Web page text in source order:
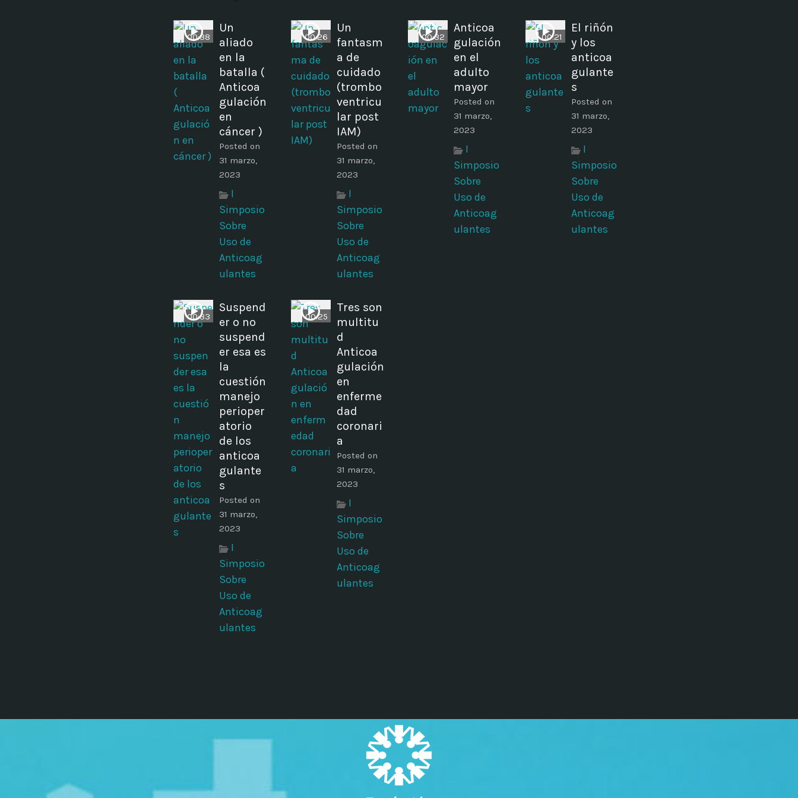
00:38
Un
aliado
en la
batalla (
Anticoa
gulación
en
cáncer )
Posted on
31 marzo,
2023
I
Simposio
Sobre
Uso de
Anticoag
ulantes
00:26
Un
fantasm
a de
cuidado
(trombo
ventricu
lar post
IAM)
Posted on
31 marzo,
2023
I
Simposio
Sobre
Uso de
Anticoag
ulantes
00:32
Anticoa
gulación
en el
adulto
mayor
Posted on
31 marzo,
2023
I
Simposio
Sobre
Uso de
Anticoag
ulantes
00:21
El riñón
y los
anticoa
gulante
s
Posted on
31 marzo,
2023
I
Simposio
Sobre
Uso de
Anticoag
ulantes
00:33
Suspend
er o no
suspend
er esa es
la
cuestión
manejo
perioper
atorio
de los
anticoa
gulante
s
Posted on
31 marzo,
2023
I
Simposio
Sobre
Uso de
Anticoag
ulantes
00:25
Tres son
multitu
d
Anticoa
gulación
en
enferme
dad
coronari
a
Posted on
31 marzo,
2023
I
Simposio
Sobre
Uso de
Anticoag
ulantes